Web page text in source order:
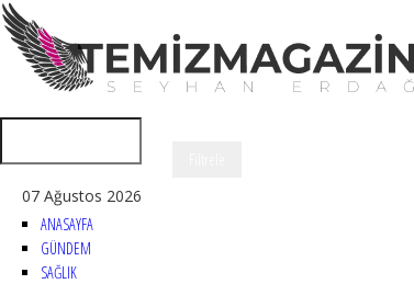
07 Ağustos 2026
ANASAYFA
GÜNDEM
SAĞLIK